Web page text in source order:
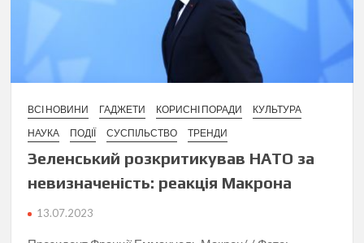
ВСІ НОВИНИ ГАДЖЕТИ КОРИСНІ ПОРАДИ
КУЛЬТУРА
НАУКА
ПОДІЇ СУСПІЛЬСТВО ТРЕНДИ
Зеленський розкритикував НАТО за
невизначеність: реакція Макрона
13.07.2023